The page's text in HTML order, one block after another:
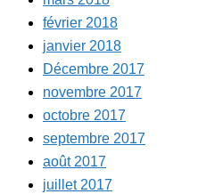
février 2018
janvier 2018
Décembre 2017
novembre 2017
octobre 2017
septembre 2017
août 2017
juillet 2017